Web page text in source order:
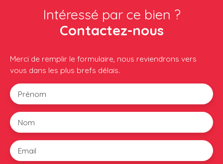
Intéressé par ce bien ?
Contactez-nous
Merci de remplir le formulaire, nous reviendrons vers
vous dans les plus brefs délais.
Prénom
Nom
Email